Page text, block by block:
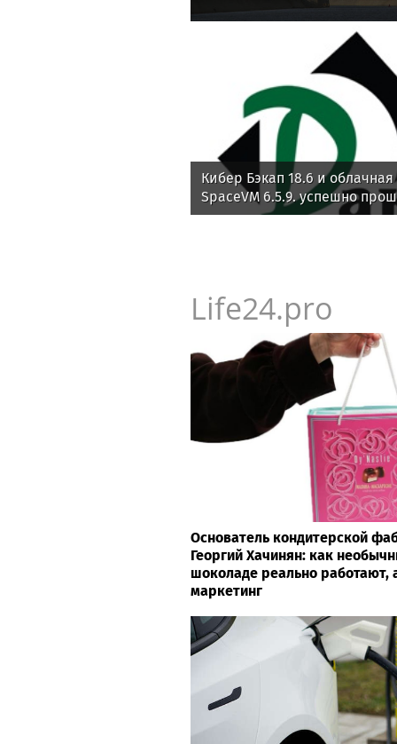
Кибер Бэкап 18.6 и
SpaceVM 6.5.9. успешно
совместимость
Life24.pro
Основатель кондитерской
Георгий Хачинян: как
шоколаде реально работают,
маркетинг